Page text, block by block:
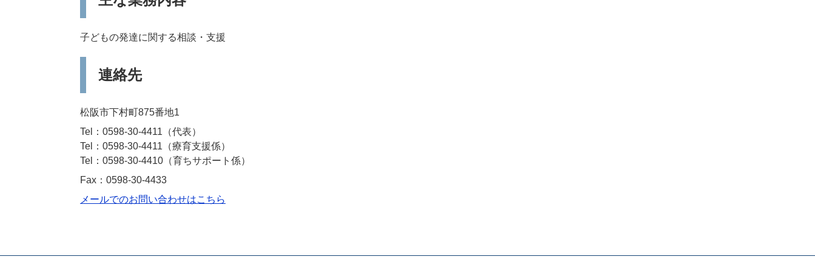
子どもの発達に関する相談・支援
連絡先
松阪市下村町875番地1
Tel：0598-30-4411
代表
Tel：0598-30-4411
療育支援係
Tel：0598-30-4410
育ちサポート係
Fax：0598-30-4433
メールでのお問い合わせはこちら